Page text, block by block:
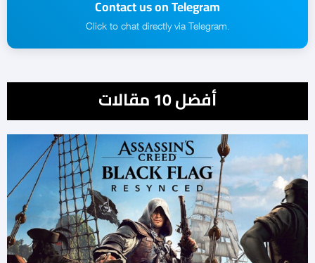
Contact us on Telegram
.Click to chat directly via Telegram
أفضل 10 مقالات